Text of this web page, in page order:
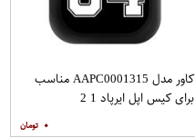
کاور مدل AAPC0001315 مناسب
برای کیس اپل ایرپاد 1 2
۰